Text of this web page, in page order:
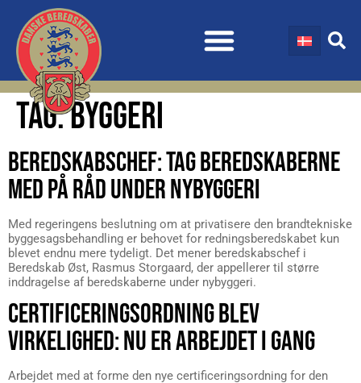
TAG:BYGGERI
BEREDSKABSCHEF: TAG BEREDSKABERNE
MED PÅ RÅD UNDER NYBYGGERI
Med regeringens beslutning om at privatisere den brandtekniske
byggesagsbehandling er behovet for redningsberedskabet kun
blevet endnu mere tydeligt. Det mener beredskabschef i
Beredskab Øst, Rasmus Storgaard, der appellerer til større
inddragelse af beredskaberne under nybyggeri.
CERTIFICERINGSORDNING BLEV
VIRKELIGHED: NU ER ARBEJDET I GANG
Arbejdet med at forme den nye certificeringsordning for den